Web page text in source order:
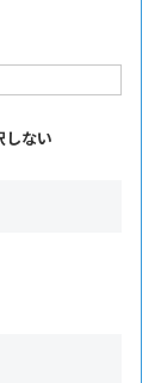
しない